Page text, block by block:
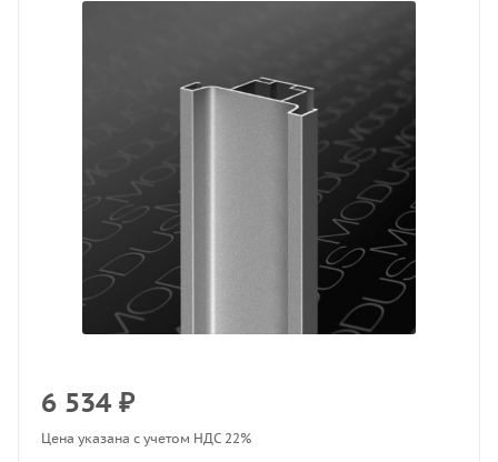
6 534 ₽
Цена указана с учетом НДС 22%